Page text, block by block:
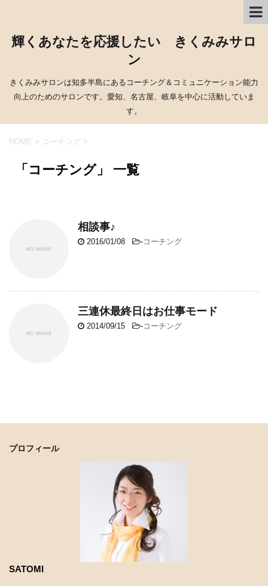
輝くあなたを応援したい きくみみサロ
ン
きくみみサロンは知多半島にあるコーチング＆コミュニケーション能力
向上のためのサロンです。愛知、名古屋、岐阜を中心に活動していま
す。
HOME > コーチング >
「コーチング」 一覧
相談事♪
2016/01/08 -コーチング
三連休最終日はお仕事モード
2014/09/15 -コーチング
プロフィール
SATOMI